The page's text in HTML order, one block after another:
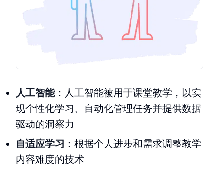
人工智能：人工智能被用于课堂教学，以实
现个性化学习、自动化管理任务并提供数据
驱动的洞察力
自适应学习 ：根据个人进步和需求调整教学
内容难度的技术